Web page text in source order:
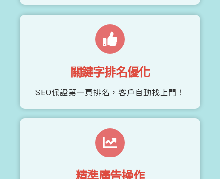
關鍵字排名優化
SEO保證第一頁排名，客戶自動找上門！
精準廣告操作